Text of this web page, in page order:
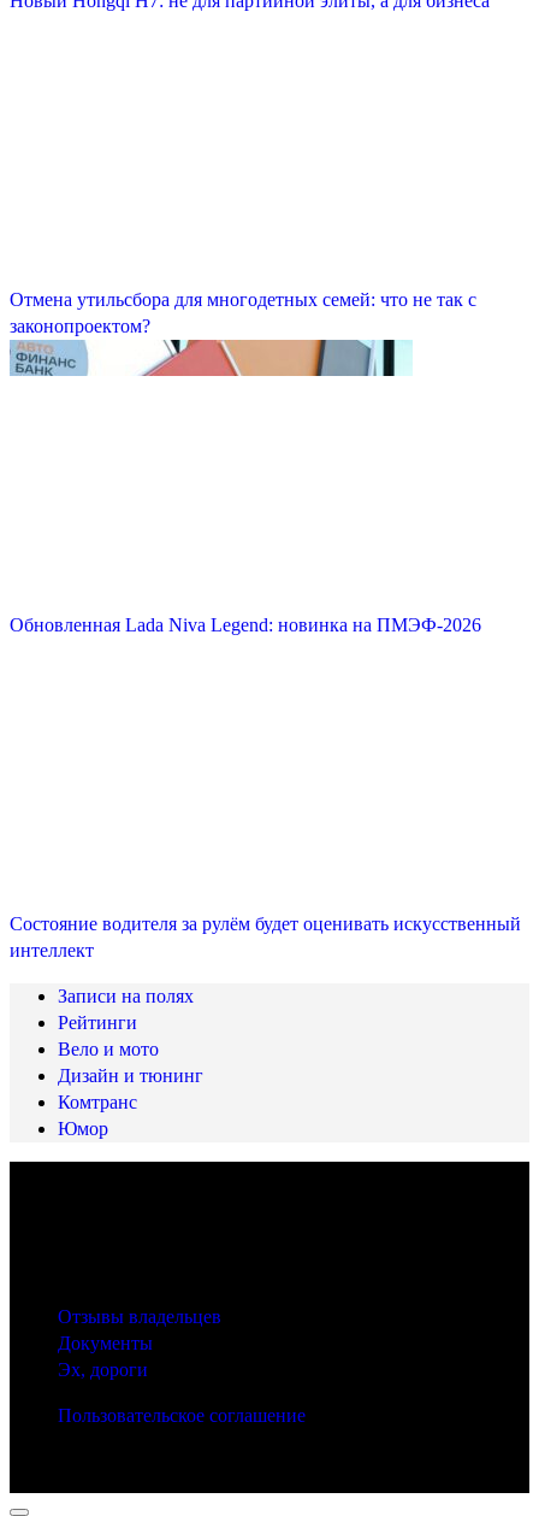
Отмена утильсбора для многодетных семей: что не так с
законопроектом?
Обновленная Lada Niva Legend: новинка на ПМЭФ-2026
Состояние водителя за рулём будет оценивать искусственный
интеллект
Записи на полях
Рейтинги
Вело и мото
Дизайн и тюнинг
Комтранс
Юмор
Отзывы владельцев
Документы
Эх, дороги
Пользовательское соглашение